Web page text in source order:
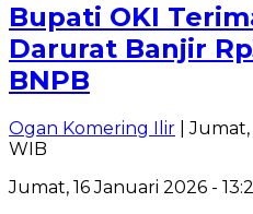
Bupati OKI
Darurat Banjir
BNPB
Ogan Komering Ilir |
WIB
Jumat, 16 Januari 2026 -